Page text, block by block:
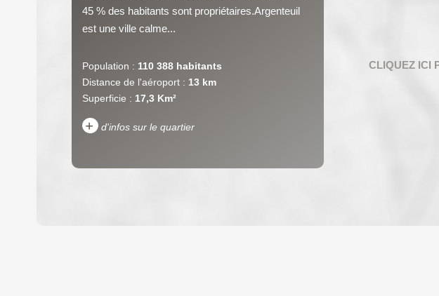
45 % des habitants sont propriétaires.Argenteuil
est une ville calme...
Population : 110 388 habitants
Distance de l'aéroport : 13 km
Superficie : 17,3 Km²
+ d'infos sur le quartier